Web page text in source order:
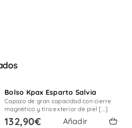
Bolso Kpax Esparto Salvia
Capazo de gran capacidad con cierre
magnético y tira exterior de piel […]
132,90€ Añadir